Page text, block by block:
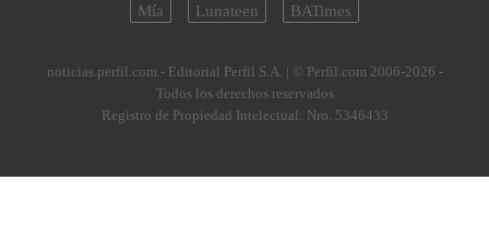
Mía
Lunateen BATimes
noticias.perfil.com - Editorial Perfil S.A. | © Perfil.com 2006-2026 -
Todos los derechos reservados
Registro de Propiedad Intelectual: Nro. 5346433